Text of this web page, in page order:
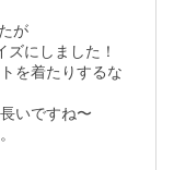
が
にしました！
を着たりするな
いですね〜